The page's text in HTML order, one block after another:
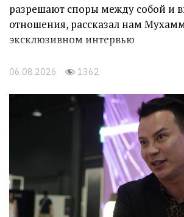
разрешают споры между собой и
отношения, рассказал нам
эксклюзивном интервью
06.08.2026 1362